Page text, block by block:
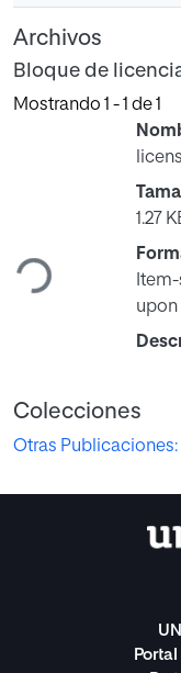
Archivos
Bloque de
Mostrando 1 - 1 de 1
Cargando...
1.27
Colecciones
Otras Publicaciones: